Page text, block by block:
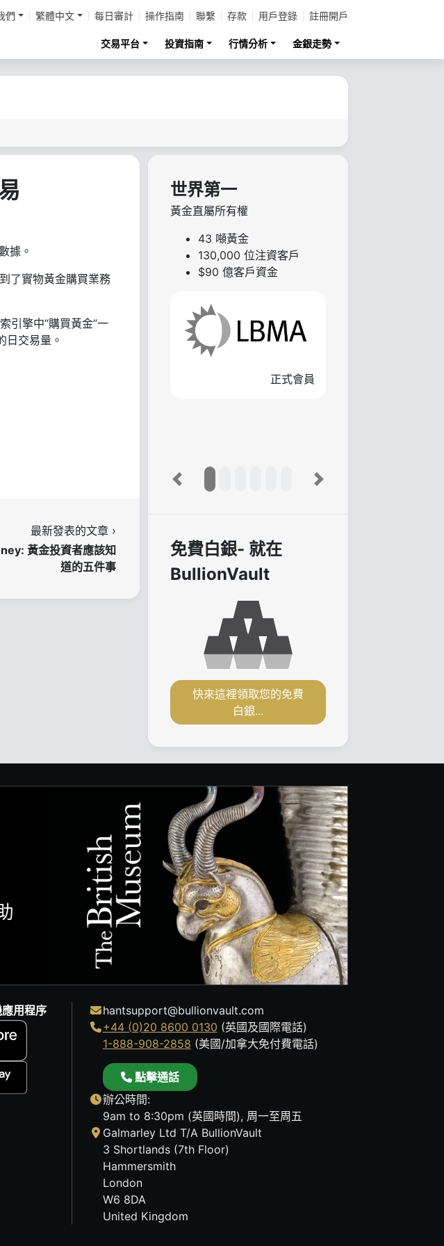
們 繁體中文 每日審計 操作指南 聯繫 存款 用戶登錄 註冊開戶
交易平台 投資指南 行情分析 金銀走勢
據。
了實物黃金購買業務
引擎中“購買黃金”一
日交易量。
最新發表的文章 ›
黃金投資者應該知
道的五件事
世界第一
黃金直屬所有權
43 噸黃金
130,000 位注資客戶
$90 億客戶資金
正式會員
Previous Next
免費白銀- 就在
BullionVault
快來這裡領取您的免費
白銀...
用程序
hantsupport@bullionvault.com
+44 (0)20 8600 0130 (英國及國際電話)
1-888-908-2858 (美國/加拿大免付費電話)
點擊通話
辦公時間:
9am to 8:30pm (英國時間), 周一至周五
Galmarley Ltd T/A BullionVault
3 Shortlands (7th Floor)
Hammersmith
London
W6 8DA
United Kingdom